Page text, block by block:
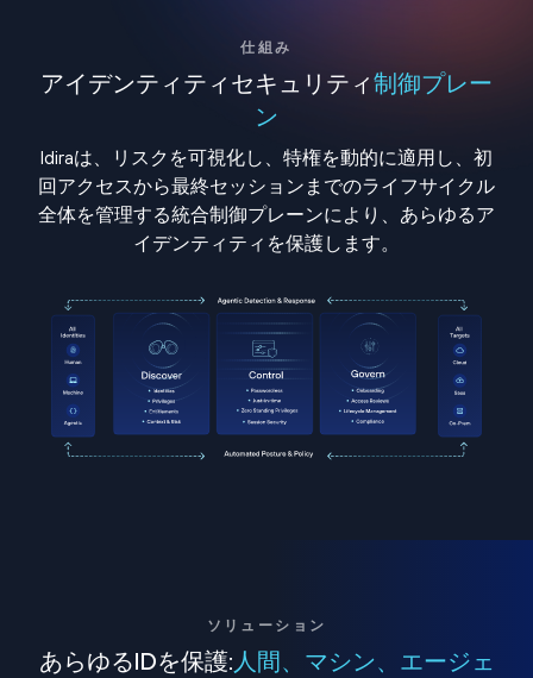
仕組み
アイデンティティセキュリティ制御プレー
ン
Idiraは、リスクを可視化し、特権を動的に適用し、初
回アクセスから最終セッションまでのライフサイクル
全体を管理する統合制御プレーンにより、あらゆるア
イデンティティを保護します。
ソリューション
あらゆるIDを保護: 人間、マシン、エージェ